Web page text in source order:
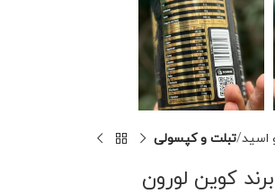
اسید تبلت و کپسولی
کوین لورون